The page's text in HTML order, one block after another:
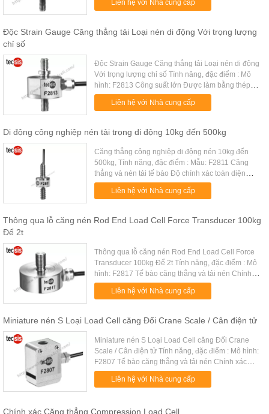
đơn giản, hai bên đề, dễ ...
Liên hệ với Nhà cung cấp
Độc Strain Gauge Căng thẳng tải Loại nén di động Với trọng lượng
chỉ số
Độc Strain Gauge Căng thẳng tải Loại nén di động
Với trọng lượng chỉ số Tính năng, đặc điểm : Mô
hình: F2813 Công suất lớn Được làm bằng thép
không gỉ Công suất: 150kg ~ 500kg Tế bào căng
thẳng và tải nén Chính ...
Liên hệ với Nhà cung cấp
Di động công nghiệp nén tải trọng di động 10kg đến 500kg
Căng thẳng công nghiệp di động nén 10kg đến
500kg, Tính năng, đặc điểm : Mẫu: F2811 Căng
thẳng và nén tải tế bào Độ chính xác toàn diện
cao, độ ổn định cao Cấu trúc đơn giản, dễ cài đặt
Kích thước nhỏ, dễ sử d...
Liên hệ với Nhà cung cấp
Thông qua lỗ căng nén Rod End Load Cell Force Transducer 100kg
Để 2t
Thông qua lỗ căng nén Rod End Load Cell Force
Transducer 100kg Để 2t Tính năng, đặc điểm : Mô
hình: F2817 Tế bào căng thẳng và tải nén Chính
xác toàn diện cao, ổn định cao Rod cấu trúc cuối,
dễ cài đặt Lên đến ...
Liên hệ với Nhà cung cấp
Miniature nén S Loại Load Cell căng Đối Crane Scale / Cân điện tử
Miniature nén S Loại Load Cell căng Đối Crane
Scale / Cân điện tử Tính năng, đặc điểm : Mô hình:
F2807 Tế bào căng thẳng và tải nén Chính xác
toàn diện cao, ổn định cao Cấu trúc đơn giản, dễ
cài đặt Kích thước ...
Liên hệ với Nhà cung cấp
Chính xác Căng thẳng Compression Load Cell